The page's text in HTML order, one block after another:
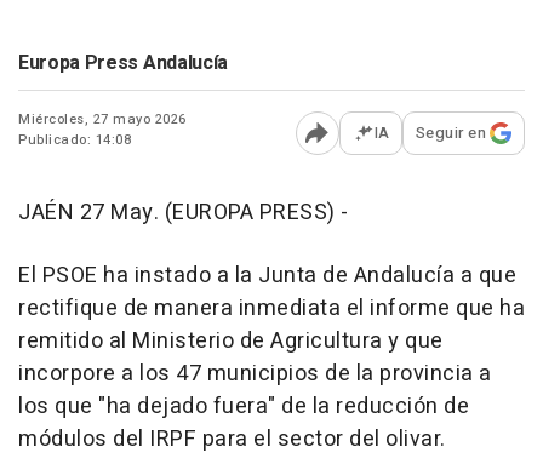
Europa Press Andalucía
Miércoles, 27 mayo 2026
Publicado: 14:08
Abrir opciones para
IA Seguir en
JAÉN 27 May. (EUROPA PRESS) -
El PSOE ha instado a la Junta de Andalucía a que
rectifique de manera inmediata el informe que ha
remitido al Ministerio de Agricultura y que
incorpore a los 47 municipios de la provincia a
los que "ha dejado fuera" de la reducción de
módulos del IRPF para el sector del olivar.